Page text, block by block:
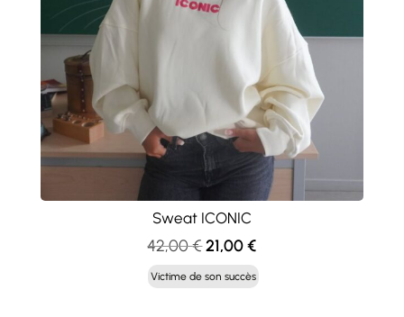
Sweat ICONIC
42,00€Le
prix
initial
21,00€Le
prix
actuel
Victime de son succès